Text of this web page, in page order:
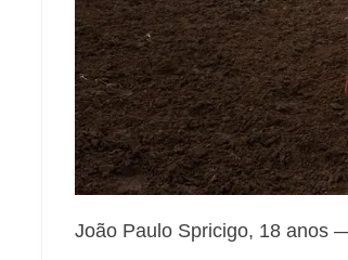
João Paulo Spricigo, 18 anos